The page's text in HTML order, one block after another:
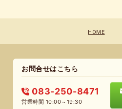
HOME
お問合せはこちら
083-250-8471
営業時間 10:00～19:30